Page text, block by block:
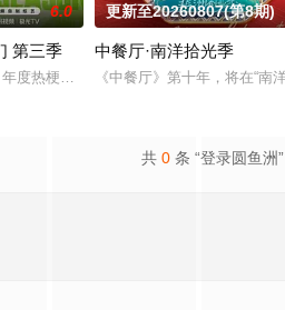
，见证单身青年之
，每一道都值得期待，已经盼着开宴瞬间
6.0
第三季
度热梗发源地，2026夏天准时快乐
更新至20260807(第8期)
中餐厅·南洋拾光季
《中餐厅》第十年，将在“
共 0 条 “登录圆鱼洲